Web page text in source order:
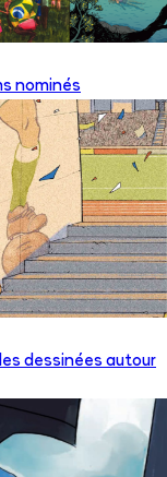
nominés
dessinées autour